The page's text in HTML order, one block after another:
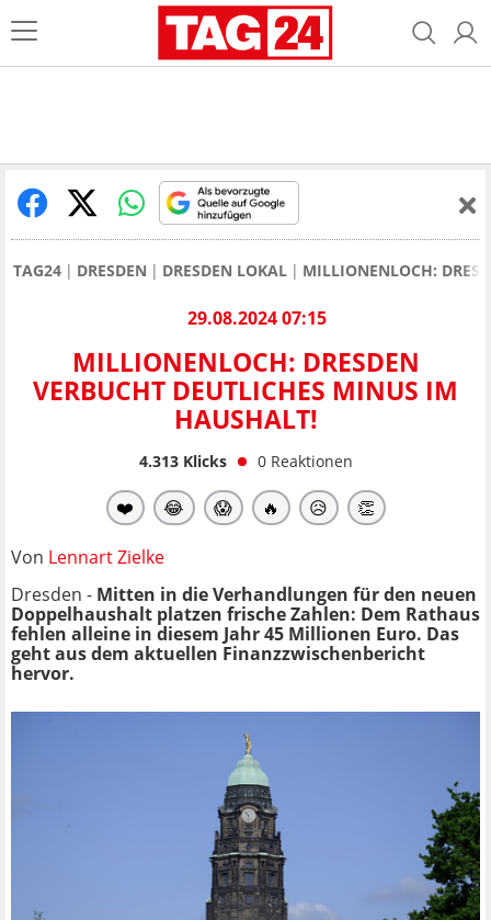
TAG24 DRESDEN DRESDEN LOKAL MILLIONENLOCH:
29.08.2024 07:15
MILLIONENLOCH: DRESDEN
VERBUCHT DEUTLICHES MINUS IM
HAUSHALT!
4.313Klicks 0 Reaktionen
❤️ 😂 😱 🔥 😥 👏
Von Lennart Zielke
Dresden - Mitten in die Verhandlungen für den neuen
Doppelhaushalt platzen frische Zahlen: Dem Rathaus
fehlen alleine in diesem Jahr 45 Millionen Euro. Das
geht aus dem aktuellen Finanzzwischenbericht
hervor.